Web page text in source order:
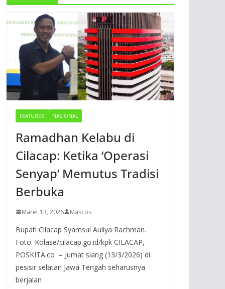
FEATURES NASIONAL
Ramadhan Kelabu di
Cilacap: Ketika ‘Operasi
Senyap’ Memutus Tradisi
Berbuka
Maret 13, 2026 Mascos
Bupati Cilacap Syamsul Auliya Rachman.
Foto: Kolase/cilacap.go.id/kpk CILACAP,
POSKITA.co – Jumat siang (13/3/2026) di
pesisir selatan Jawa Tengah seharusnya
berjalan